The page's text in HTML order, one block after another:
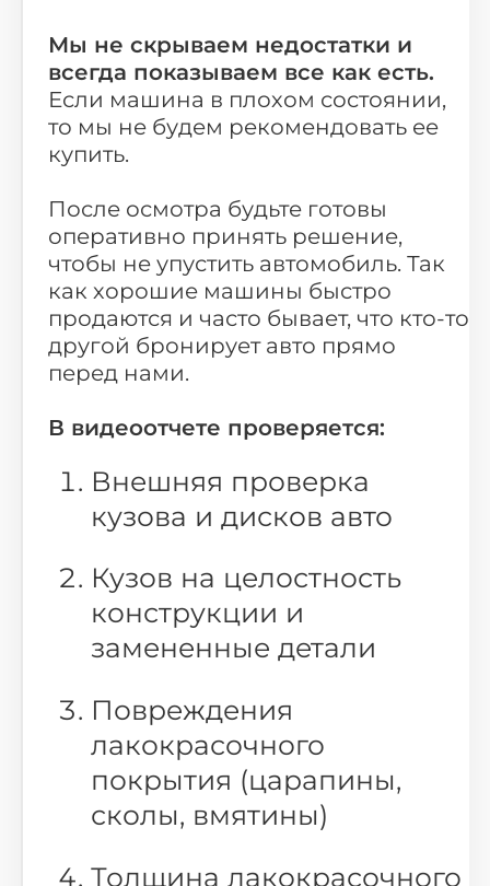
Мы не скрываем недостатки и
всегда показываем все как есть.
Если машина в плохом состоянии,
то мы не будем рекомендовать ее
купить.
После осмотра будьте готовы
оперативно принять решение,
чтобы не упустить автомобиль. Так
как хорошие машины быстро
продаются и часто бывает, что кто-то
другой бронирует авто прямо
перед нами.
В видеоотчете проверяется:
Внешняя проверка
кузова и дисков авто
Кузов на целостность
конструкции и
замененные детали
Повреждения
лакокрасочного
покрытия (царапины,
сколы, вмятины)
Толщина лакокрасочного